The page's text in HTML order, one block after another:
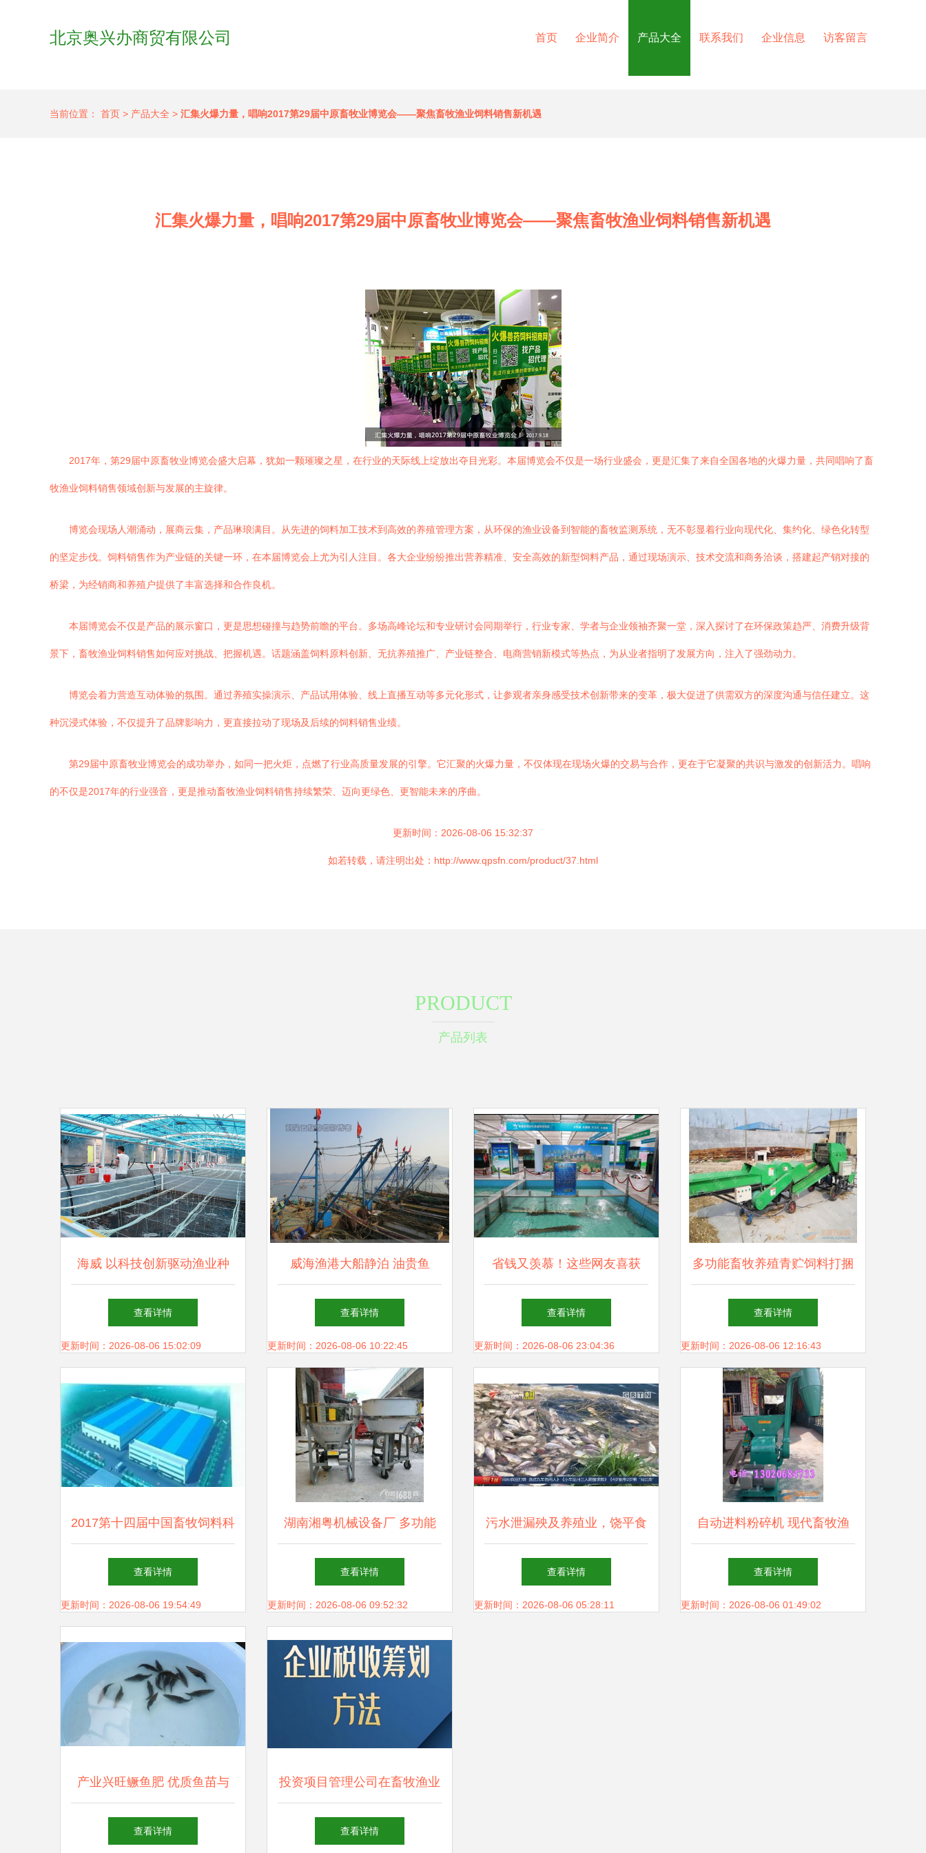
北京奥兴办商贸有限公司 首页 企业简介 产品大全 联系我们 企业信息 访客留言
当前位置： 首页 > 产品大全 > 汇集火爆力量，唱响2017第29届中原畜牧业博览会——聚焦畜牧渔业饲料销售新机遇
汇集火爆力量，唱响2017第29届中原畜牧业博览会——聚焦畜牧渔业饲料销售新机遇
2017年，第29届中原畜牧业博览会盛大启幕，犹如一颗璀璨之星，在行业的天际线上绽放出夺目光彩。本届博览会不仅是一场行业盛会，更是汇集了来自全国各地的火爆力量，共同唱响了畜
牧渔业饲料销售领域创新与发展的主旋律。
博览会现场人潮涌动，展商云集，产品琳琅满目。从先进的饲料加工技术到高效的养殖管理方案，从环保的渔业设备到智能的畜牧监测系统，无不彰显着行业向现代化、集约化、绿色化转型
的坚定步伐。饲料销售作为产业链的关键一环，在本届博览会上尤为引人注目。各大企业纷纷推出营养精准、安全高效的新型饲料产品，通过现场演示、技术交流和商务洽谈，搭建起产销对接的
桥梁，为经销商和养殖户提供了丰富选择和合作良机。
本届博览会不仅是产品的展示窗口，更是思想碰撞与趋势前瞻的平台。多场高峰论坛和专业研讨会同期举行，行业专家、学者与企业领袖齐聚一堂，深入探讨了在环保政策趋严、消费升级背
景下，畜牧渔业饲料销售如何应对挑战、把握机遇。话题涵盖饲料原料创新、无抗养殖推广、产业链整合、电商营销新模式等热点，为从业者指明了发展方向，注入了强劲动力。
博览会着力营造互动体验的氛围。通过养殖实操演示、产品试用体验、线上直播互动等多元化形式，让参观者亲身感受技术创新带来的变革，极大促进了供需双方的深度沟通与信任建立。这
种沉浸式体验，不仅提升了品牌影响力，更直接拉动了现场及后续的饲料销售业绩。
第29届中原畜牧业博览会的成功举办，如同一把火炬，点燃了行业高质量发展的引擎。它汇聚的火爆力量，不仅体现在现场火爆的交易与合作，更在于它凝聚的共识与激发的创新活力。唱响
的不仅是2017年的行业强音，更是推动畜牧渔业饲料销售持续繁荣、迈向更绿色、更智能未来的序曲。
更新时间：2026-08-06 15:32:37
如若转载，请注明出处：http://www.qpsfn.com/product/37.html
PRODUCT
产品列表
海威 以科技创新驱动渔业种
业振兴，年销售额达1.2亿元
领航行业发展
查看详情
更新时间：2026-08-06 15:02:09
威海渔港大船静泊 油贵鱼
少，渔民生计困局下的产业链
阵痛
查看详情
更新时间：2026-08-06 10:22:45
省钱又羡慕！这些网友喜获
2018长春农博会免费门票，畜
牧渔业饲料销售攻略一网打尽
查看详情
更新时间：2026-08-06 23:04:36
多功能畜牧养殖青贮饲料打捆
包膜机 现代畜牧渔业的高效
饲料保障
查看详情
更新时间：2026-08-06 12:16:43
2017第十四届中国畜牧饲料科
技与经济高层论坛 洞察趋
势，共谋畜牧渔业饲料销售新
蓝图
查看详情
更新时间：2026-08-06 19:54:49
湖南湘粤机械设备厂 多功能
畜牧饲料搅拌机报价、补贴政
策与产品解析
查看详情
更新时间：2026-08-06 09:52:32
污水泄漏殃及养殖业，饶平食
品厂被查实却赔偿无门，养殖
户百万元损失何去何从？
查看详情
更新时间：2026-08-06 05:28:11
自动进料粉碎机 现代畜牧渔
业高效生产的得力助手
查看详情
更新时间：2026-08-06 01:49:02
产业兴旺鳜鱼肥 优质鱼苗与
精准饲料，助力桂花鱼赢在起
查看详情
投资项目管理公司在畜牧渔业
饲料销售领域的经营管理策略
查看详情